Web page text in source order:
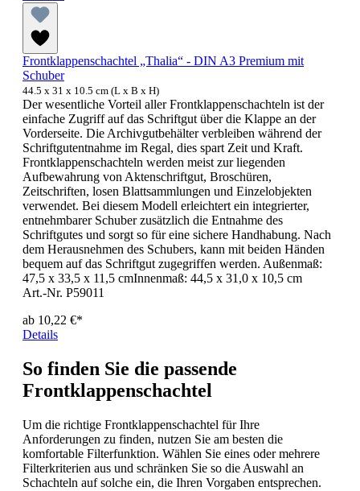
Frontklappenschachtel „Thalia“ - DIN A3 Premium mit
Schuber
44.5 x 31 x 10.5 cm (L x B x H)
Der wesentliche Vorteil aller Frontklappenschachteln ist der
einfache Zugriff auf das Schriftgut über die Klappe an der
Vorderseite. Die Archivgutbehälter verbleiben während der
Schriftgutentnahme im Regal, dies spart Zeit und Kraft.
Frontklappenschachteln werden meist zur liegenden
Aufbewahrung von Aktenschriftgut, Broschüren,
Zeitschriften, losen Blattsammlungen und Einzelobjekten
verwendet. Bei diesem Modell erleichtert ein integrierter,
entnehmbarer Schuber zusätzlich die Entnahme des
Schriftgutes und sorgt so für eine sichere Handhabung. Nach
dem Herausnehmen des Schubers, kann mit beiden Händen
bequem auf das Schriftgut zugegriffen werden. Außenmaß:
47,5 x 33,5 x 11,5 cmInnenmaß: 44,5 x 31,0 x 10,5 cm
Art.-Nr. P59011
ab 10,22 €*
Details
So finden Sie die passende
Frontklappenschachtel
Um die richtige Frontklappenschachtel für Ihre
Anforderungen zu finden, nutzen Sie am besten die
komfortable Filterfunktion. Wählen Sie eines oder mehrere
Filterkriterien aus und schränken Sie so die Auswahl an
Schachteln auf solche ein, die Ihren Vorgaben entsprechen.